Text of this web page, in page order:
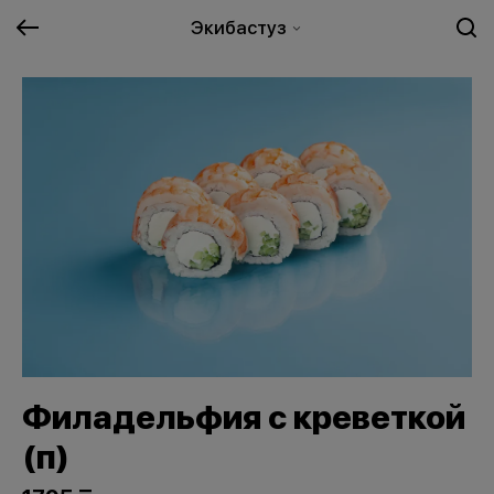
Экибастуз
Филадельфия с креветкой
(п)